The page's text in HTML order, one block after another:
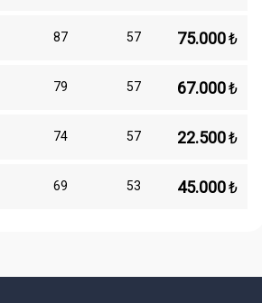
87 57 75.000₺
79 57 67.000₺
74 57 22.500₺
69 53 45.000₺